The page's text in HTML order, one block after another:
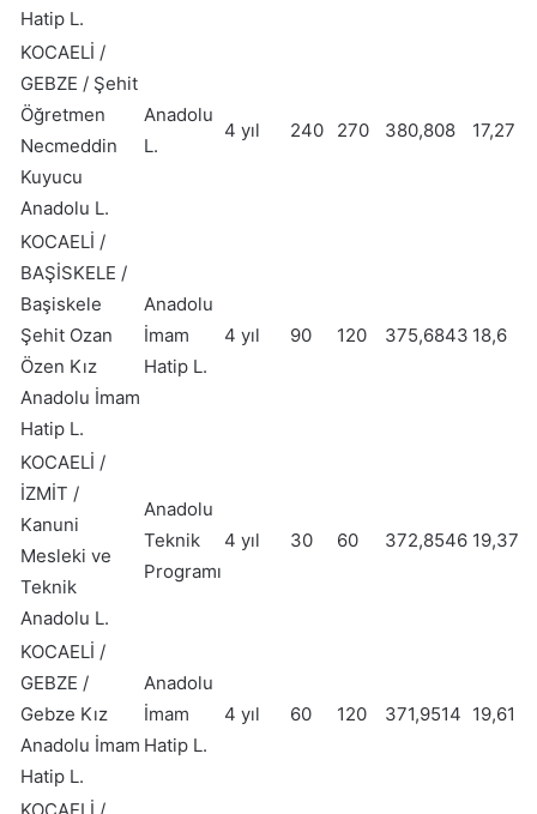
Hatip L.
KOCAELİ /
GEBZE / Şehit
Öğretmen
Necmeddin
Kuyucu
Anadolu L.
Anadolu
L.
4 yıl 240 270 380,808 17,27
KOCAELİ /
BAŞİSKELE /
Başiskele
Şehit Ozan
Özen Kız
Anadolu İmam
Hatip L.
Anadolu
İmam
Hatip L.
4 yıl 90 120 375,6843 18,6
KOCAELİ /
İZMİT /
Kanuni
Mesleki ve
Teknik
Anadolu L.
Anadolu
Teknik
Programı
4 yıl 30 60 372,8546 19,37
KOCAELİ /
GEBZE /
Gebze Kız
Anadolu İmam
Hatip L.
Anadolu
İmam
Hatip L.
4 yıl 60 120 371,9514 19,61